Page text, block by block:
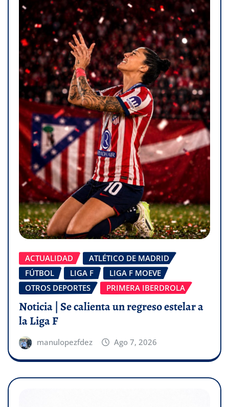
ACTUALIDAD
ATLÉTICO DE MADRID
FÚTBOL
LIGA F
LIGA F MOEVE
OTROS DEPORTES
PRIMERA IBERDROLA
Noticia | Se calienta un regreso estelar a
la Liga F
manulopezfdez Ago 7, 2026